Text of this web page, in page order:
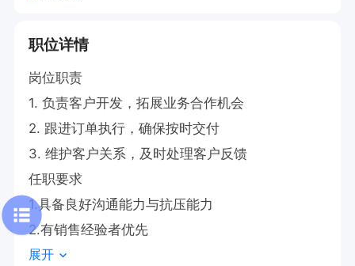
职位详情
岗位职责
1. 负责客户开发，拓展业务合作机会
2. 跟进订单执行，确保按时交付
3. 维护客户关系，及时处理客户反馈
任职要求
1.具备良好沟通能力与抗压能力
2.有销售经验者优先
展开